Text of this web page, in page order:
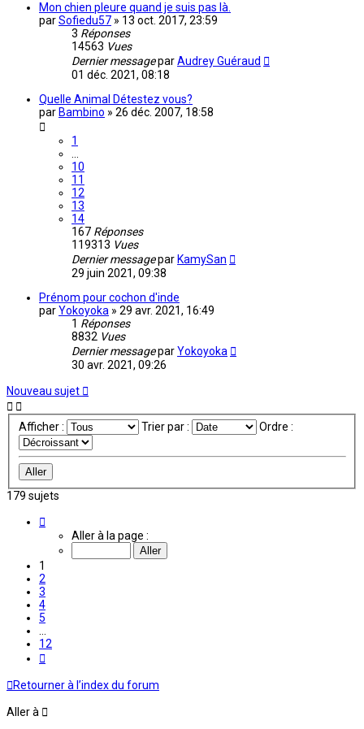
Mon chien pleure quand je suis pas là.
parSofiedu57 » 13 oct. 2017, 23:59
3 Réponses
14563 Vues
Dernier messageparAudrey Guéraud
01 déc. 2021, 08:18
Quelle Animal Détestez vous?
par Bambino » 26 déc. 2007, 18:58
1
10
11
12
13
14
167 Réponses
119313 Vues
Dernier messagepar KamySan
29 juin 2021, 09:38
Prénom pour cochon d'inde
parYokoyoka » 29 avr. 2021, 16:49
1 Réponses
8832 Vues
Dernier messageparYokoyoka
30 avr. 2021, 09:26
Nouveau sujet
Afficher : Trier par : Ordre :
179 sujets
Aller à la page :
1
2
3
4
5
12
Retourner à l’index du forum
Aller à